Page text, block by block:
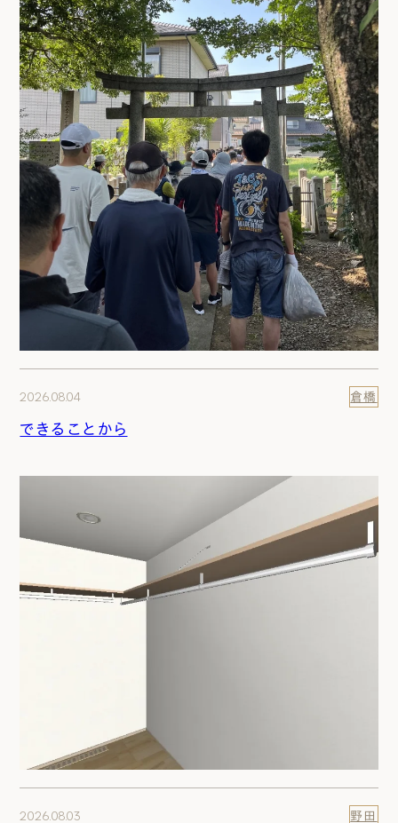
2026.08.04 倉橋
できることから
2026.08.03 野田